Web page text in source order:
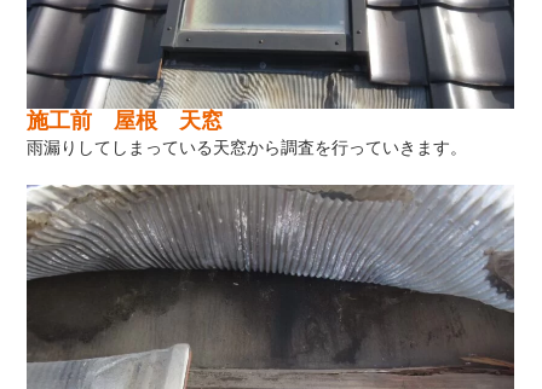
施工前 屋根 天窓
雨漏りしてしまっている天窓から調査を行っていきます。